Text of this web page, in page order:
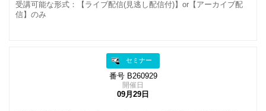
受講可能な形式：【ライブ配信(見逃し配信付)】or【アーカイブ配
信】のみ
セミナー
番号 B260929
開催日
09月29日